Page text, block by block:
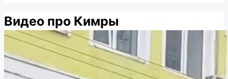
Видео про Кимры